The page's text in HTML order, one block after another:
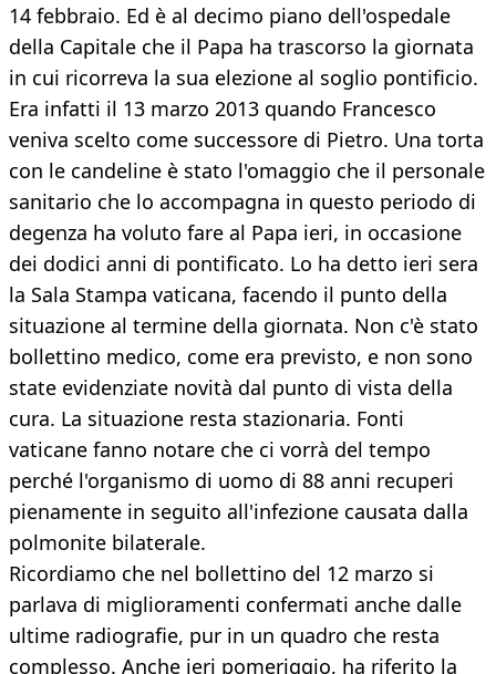
14 febbraio. Ed è al decimo piano dell'ospedale
della Capitale che il Papa ha trascorso la giornata
in cui ricorreva la sua elezione al soglio pontificio.
Era infatti il 13 marzo 2013 quando Francesco
veniva scelto come successore di Pietro. Una torta
con le candeline è stato l'omaggio che il personale
sanitario che lo accompagna in questo periodo di
degenza ha voluto fare al Papa ieri, in occasione
dei dodici anni di pontificato. Lo ha detto ieri sera
la Sala Stampa vaticana, facendo il punto della
situazione al termine della giornata. Non c'è stato
bollettino medico, come era previsto, e non sono
state evidenziate novità dal punto di vista della
cura. La situazione resta stazionaria. Fonti
vaticane fanno notare che ci vorrà del tempo
perché l'organismo di uomo di 88 anni recuperi
pienamente in seguito all'infezione causata dalla
polmonite bilaterale.
Ricordiamo che nel bollettino del 12 marzo si
parlava di miglioramenti confermati anche dalle
ultime radiografie, pur in un quadro che resta
complesso. Anche ieri pomeriggio, ha riferito la